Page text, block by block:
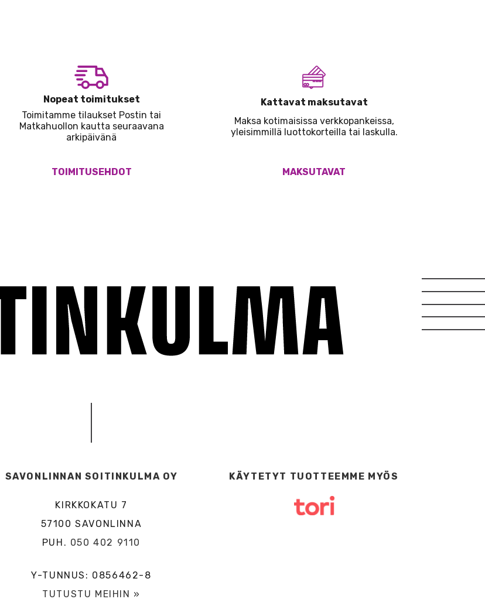
Nopeat toimitukset
Toimitamme tilaukset Postin tai
Matkahuollon kautta seuraavana
arkipäivänä
TOIMITUSEHDOT
Kattavat maksutavat
Maksa kotimaisissa verkkopankeissa,
yleisimmillä luottokorteilla tai laskulla.
MAKSUTAVAT
SAVONLINNAN SOITINKULMA OY
KIRKKOKATU 7
57100 SAVONLINNA
PUH. 050 402 9110
Y-TUNNUS: 0856462-8
TUTUSTU MEIHIN »
KÄYTETYT TUOTTEEMME MYÖS